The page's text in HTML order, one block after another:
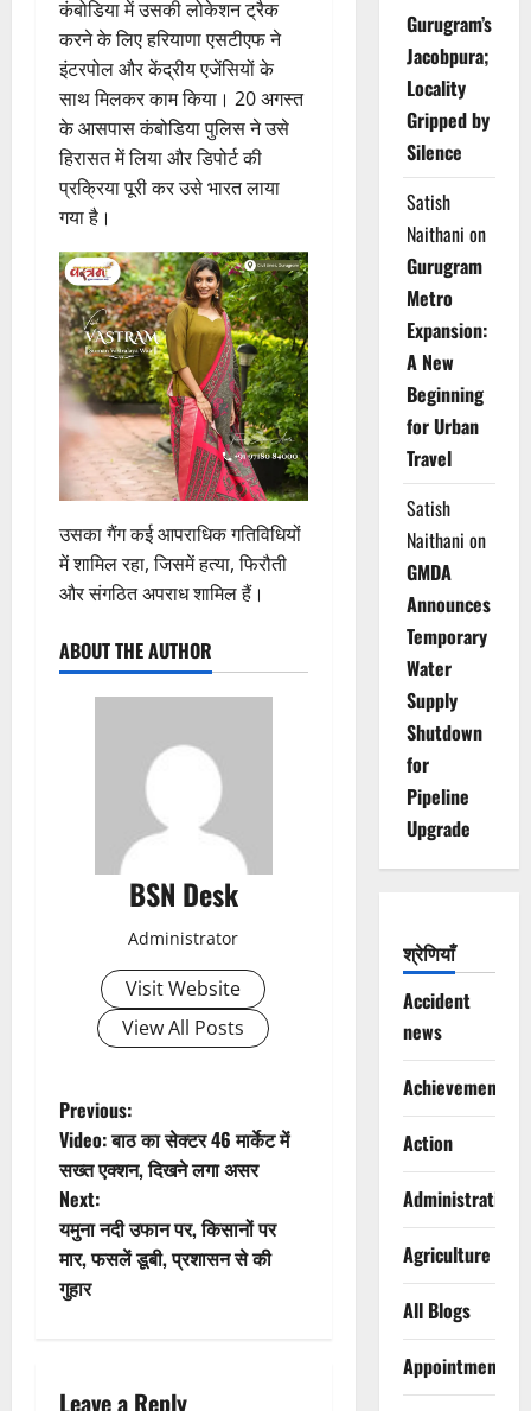
कंबोडिया में उसकी लोकेशन ट्रैक
करने के लिए हरियाणा एसटीएफ ने
इंटरपोल और केंद्रीय एजेंसियों के
साथ मिलकर काम किया। 20 अगस्त
के आसपास कंबोडिया पुलिस ने उसे
हिरासत में लिया और डिपोर्ट की
प्रक्रिया पूरी कर उसे भारत लाया
गया है।
उसका गैंग कई आपराधिक गतिविधियों
में शामिल रहा, जिसमें हत्या, फिरौती
और संगठित अपराध शामिल हैं।
ABOUT THE AUTHOR
BSN Desk
Administrator
Visit Website
View All Posts
P
o
s
t
n
Previous:
Video: बाठ का सेक्टर 46 मार्केट में
सख्त एक्शन, दिखने लगा असर
Next:
यमुना नदी उफान पर, किसानों पर
मार, फसलें डूबी, प्रशासन से की
गुहार
Leave a Reply
Gurugram’s
Jacobpura;
Locality
Gripped by
Silence
Satish
Naithani on
Gurugram
Metro
Expansion:
A New
Beginning
for Urban
Travel
Satish
Naithani on
GMDA
Announces
Temporary
Water
Supply
Shutdown
for
Pipeline
Upgrade
श्रेणियाँ
Accident
news
Achievements
Action
Administration
Agriculture
All Blogs
Appointments